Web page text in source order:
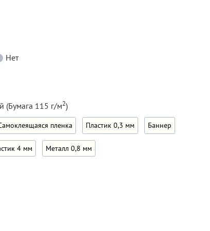
Нет
(Бумага 115 г/м2)
пленка Пластик 0,3 мм Баннер
4 мм Металл 0,8 мм